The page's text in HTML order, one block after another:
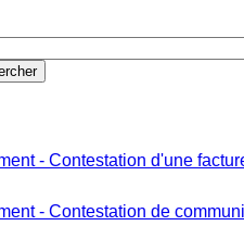
- Contestation d'une
- Contestation de